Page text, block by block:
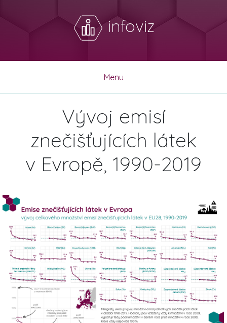
infoviz
Menu
Vývoj emisí
znečišťujících látek
v Evropě, 1990-2019